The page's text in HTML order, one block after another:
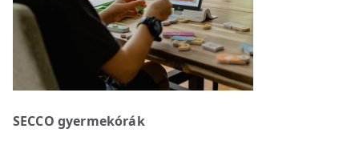
SECCO gyermekórák